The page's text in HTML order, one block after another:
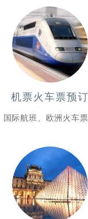
机票火车票预订
国际航班、欧洲火车